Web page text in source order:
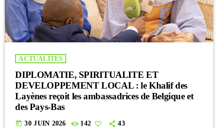
ACTUALITES
DIPLOMATIE, SPIRITUALITE ET
DEVELOPPEMENT LOCAL : le Khalif des
Layènes reçoit les ambassadrices de Belgique et
des Pays-Bas
today 30 JUIN 2026 142 43